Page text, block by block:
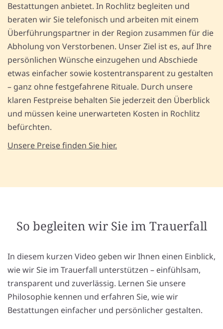
Bestattungen anbietet. In Rochlitz begleiten und
beraten wir Sie telefonisch und arbeiten mit einem
Überführungspartner in der Region zusammen für die
Abholung von Verstorbenen. Unser Ziel ist es, auf Ihre
persönlichen Wünsche einzugehen und Abschiede
etwas einfacher sowie kostentransparent zu gestalten
– ganz ohne festgefahrene Rituale. Durch unsere
klaren Festpreise behalten Sie jederzeit den Überblick
und müssen keine unerwarteten Kosten in Rochlitz
befürchten.
Unsere Preise finden Sie hier.
So begleiten wir Sie im Trauerfall
In diesem kurzen Video geben wir Ihnen einen Einblick,
wie wir Sie im Trauerfall unterstützen – einfühlsam,
transparent und zuverlässig. Lernen Sie unsere
Philosophie kennen und erfahren Sie, wie wir
Bestattungen einfacher und persönlicher gestalten.